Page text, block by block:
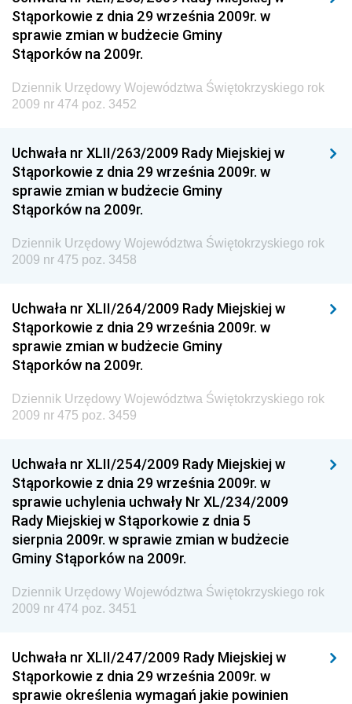
Materiałów Budowlanych
Dziennik Urzędowy Ministra Infrastruktury i Rozwoju
Dziennik Urzędowy Głównego Inspektoratu Ochrony
Środowiska
Dziennik Urzędowy Generalnej Dyrekcji Ochrony
Dziennik Urzędowy Ministerstwa Administracji,
Gospodarki Terenowej i Ochrony Środowiska
Dziennik Urzędowy Ministerstwa Administracji i
Gospodarki Przestrzennej
Dziennik Urzędowy Unii Europejskiej, L
Dziennik Urzędowy Ministerstwa Przemysłu
Chemicznego i Lekkiego
Dziennik Urzędowy Ministerstwa Rolnictwa i
Gospodarki Żywnościowej
Dziennik Urzędowy Ministra Rodziny, Pracy i Polityki
Społecznej
Dziennik Urzędowy Ministra Rozwoju
Dziennik Urzędowy Ministra Infrastruktury i
Budownictwa
Dziennik Urzędowy Ministra Gospodarki Morskiej i
Żeglugi Śródlądowej
Dziennik Urzędowy Ministra Energii
Dziennik Urzędowy Ministra Finansów
Dziennik Urzędowy Ministra Rozwoju i Finansów
Dziennik Urzędowy Wyższego Urzędu Górniczego
Stąporkowie z dnia 29 września 2009r. w
sprawie zmian w budżecie Gminy
Stąporków na 2009r.
Dziennik Urzędowy Województwa Świętokrzyskiego rok
2009 nr 474 poz. 3452
Uchwała nr XLII/263/2009 Rady Miejskiej w
Stąporkowie z dnia 29 września 2009r. w
sprawie zmian w budżecie Gminy
Stąporków na 2009r.
Dziennik Urzędowy Województwa Świętokrzyskiego rok
2009 nr 475 poz. 3458
Uchwała nr XLII/264/2009 Rady Miejskiej w
Stąporkowie z dnia 29 września 2009r. w
sprawie zmian w budżecie Gminy
Stąporków na 2009r.
Dziennik Urzędowy Województwa Świętokrzyskiego rok
2009 nr 475 poz. 3459
Uchwała nr XLII/254/2009 Rady Miejskiej w
Stąporkowie z dnia 29 września 2009r. w
sprawie uchylenia uchwały Nr XL/234/2009
Rady Miejskiej w Stąporkowie z dnia 5
sierpnia 2009r. w sprawie zmian w budżecie
Gminy Stąporków na 2009r.
Dziennik Urzędowy Województwa Świętokrzyskiego rok
2009 nr 474 poz. 3451
Uchwała nr XLII/247/2009 Rady Miejskiej w
Stąporkowie z dnia 29 września 2009r. w
sprawie określenia wymagań jakie powinien